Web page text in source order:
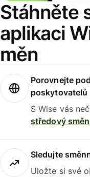
Stáhněte
aplikaci
měn
Porovnejte
poskytovatelů
S Wise vás
středový
Sledujte
Uložte si své